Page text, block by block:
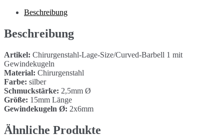
Curved-
1
15mmx2,5mm
Beschreibung
Beschreibung
Artikel: Chirurgenstahl-Lage-Size/Curved-Barbell 1 mit
Gewindekugeln
Material: Chirurgenstahl
Farbe: silber
Schmuckstärke: 2,5mm Ø
Größe: 15mm Länge
Gewindekugeln Ø: 2x6mm
Ähnliche Produkte